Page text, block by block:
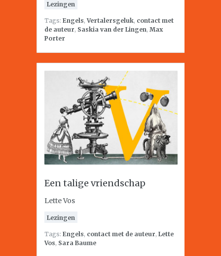
Lezingen
Tags: Engels,Vertalersgeluk, contact met
de auteur, Saskia van der Lingen, Max
Porter
Een talige vriendschap
Lette Vos
Lezingen
Tags: Engels, contact met de auteur, Lette
Vos, Sara Baume